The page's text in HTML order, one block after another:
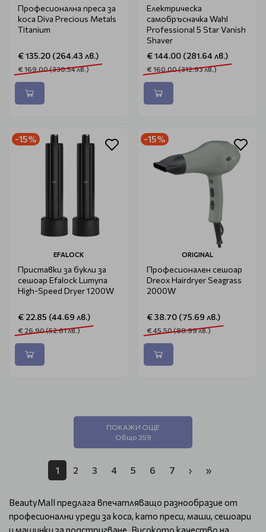
Професионална преса за
коса Diva Precious Metals
Titanium
€ 135.20 (264.43 лв.)
€ 169.00 (330.54 лв.)
Електрическа
самобръсначка Wahl
Professional 5 Star Vanish
Shaver
€ 144.00 (281.64 лв.)
€ 160.00 (312.93 лв.)
-15%
EFALOCK
Приставки за букли за
сешоар Efalock Lumyna
High-Speed ​​​​Dryer 1200W
€ 22.85 (44.69 лв.)
€ 26.90 (52.61 лв.)
-15%
ORIGINAL
Професионален сешоар
Dreox Hairdryer Seagrass
2000W
€ 38.70 (75.69 лв.)
€ 45.50 (88.99 лв.)
ПОКАЖИ ОЩЕ
Общо 359
1 2 3 4 5 6 7 › »
BeautyMall предлага впечатляващо разнообразие от
професионални уреди за коса, като преси, маши, сешоари
и машинки за подстригване. Високото качество на